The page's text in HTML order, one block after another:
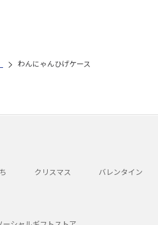
わんにゃんひげケース
クリスマス バレンタイン